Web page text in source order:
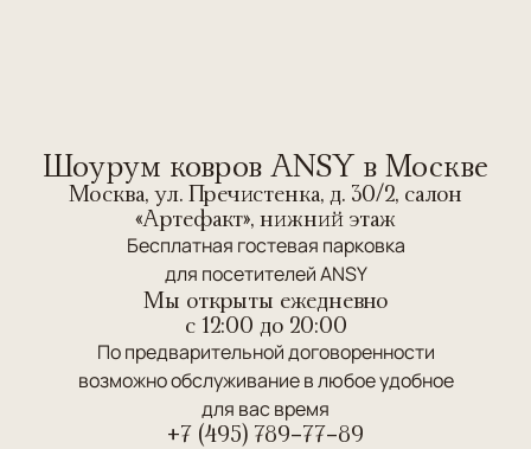
Шоурум ковров ANSY в Москве
Москва, ул. Пречистенка, д. 30/2, салон
«Артефакт», нижний этаж
Бесплатная гостевая парковка
для посетителей ANSY
Мы открыты ежедневно
c 12:00 до 20:00
По предварительной договоренности
возможно обслуживание в любое удобное
для вас время
+7 (495) 789-77-89